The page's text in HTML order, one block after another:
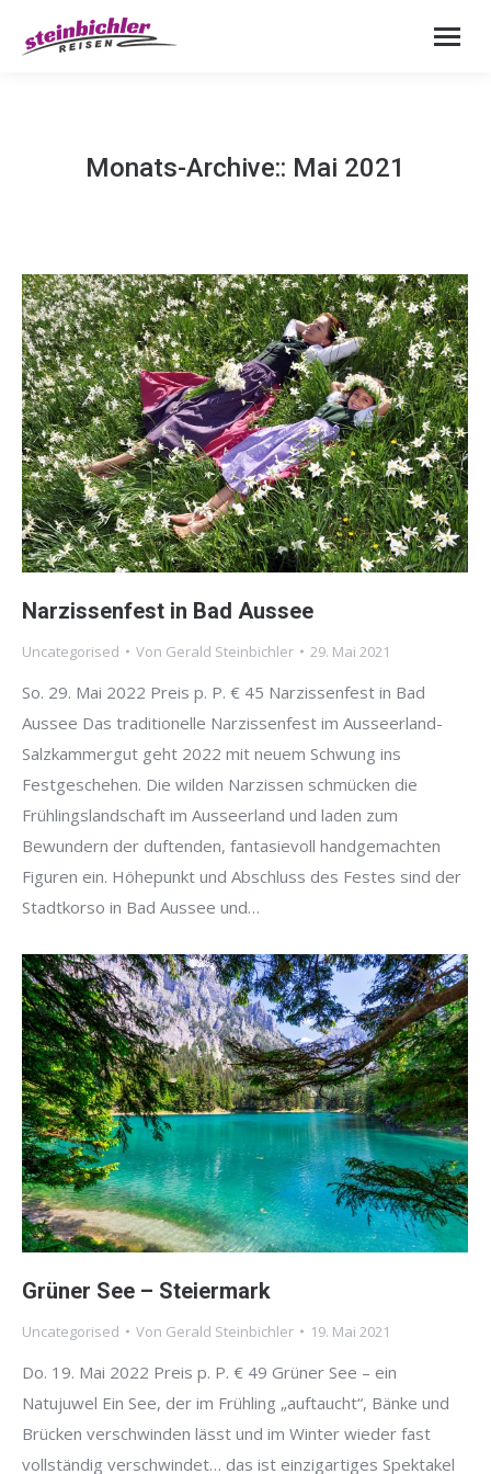
Monats-Archive:: Mai 2021
Narzissenfest in Bad Aussee
Uncategorised Von Gerald Steinbichler 29. Mai 2021
So. 29. Mai 2022 Preis p. P. € 45 Narzissenfest in Bad
Aussee Das traditionelle Narzissenfest im Ausseerland-
Salzkammergut geht 2022 mit neuem Schwung ins
Festgeschehen. Die wilden Narzissen schmücken die
Frühlingslandschaft im Ausseerland und laden zum
Bewundern der duftenden, fantasievoll handgemachten
Figuren ein. Höhepunkt und Abschluss des Festes sind der
Stadtkorso in Bad Aussee und…
Grüner See – Steiermark
Uncategorised Von Gerald Steinbichler 19. Mai 2021
Do. 19. Mai 2022 Preis p. P. € 49 Grüner See – ein
Natujuwel Ein See, der im Frühling „auftaucht“, Bänke und
Brücken verschwinden lässt und im Winter wieder fast
vollständig verschwindet… das ist einzigartiges Spektakel